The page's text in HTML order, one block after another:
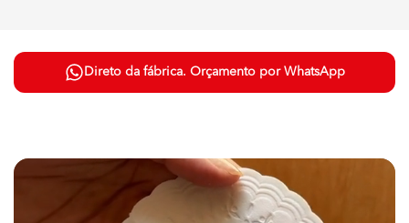
Direto da fábrica. Orçamento por WhatsApp